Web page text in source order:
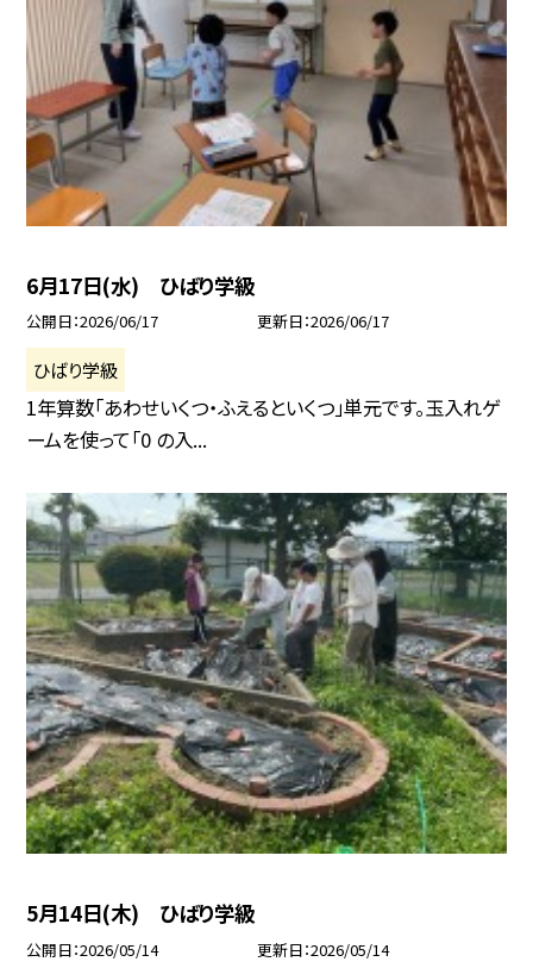
6月17日(水) ひばり学級
公開日 2026/06/17 更新日 2026/06/17
ひばり学級
1年算数「あわせいくつ・ふえるといくつ」単元です。玉入れゲ
ームを使って「0 の入...
5月14日(木) ひばり学級
公開日 2026/05/14 更新日 2026/05/14